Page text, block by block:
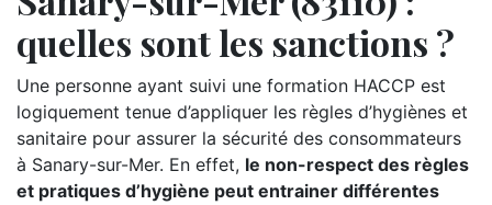
quelles sont les sanctions ?
Une personne ayant suivi une formation HACCP est
logiquement tenue d’appliquer les règles d’hygiènes et
sanitaire pour assurer la sécurité des consommateurs
à Sanary-sur-Mer. En effet, le non-respect des règles
et pratiques d’hygiène peut entrainer différentes